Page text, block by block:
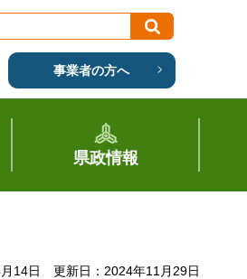
事業者の方へ
県政情報
14日 更新日：2024年11月29日